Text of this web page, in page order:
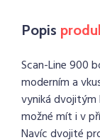
Popis
Scan-Line 900
moderním a
vyniká dvojitým
možné mít i v
Navíc dvojité